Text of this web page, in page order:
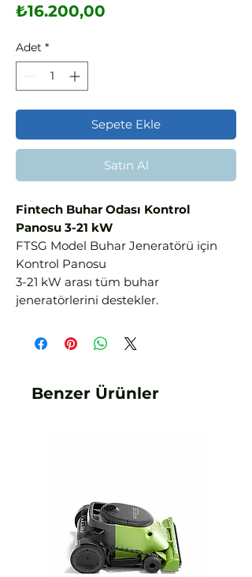
₺16.200,00
Adet *
Sepete Ekle
Satın Al
Fintech Buhar Odası Kontrol
Panosu 3-21 kW
FTSG Model Buhar Jeneratörü için
Kontrol Panosu
3-21 kW arası tüm buhar
jeneratörlerini destekler.
Benzer Ürünler